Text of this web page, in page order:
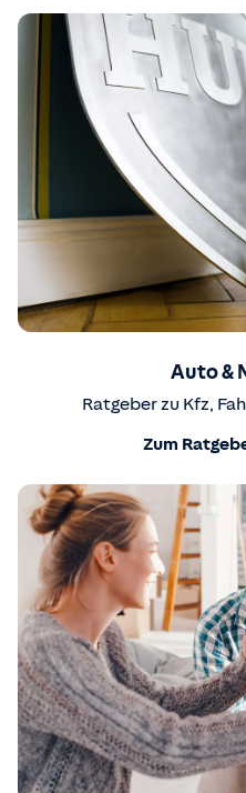
Auto &
Ratgeber zu Kfz,
Zum